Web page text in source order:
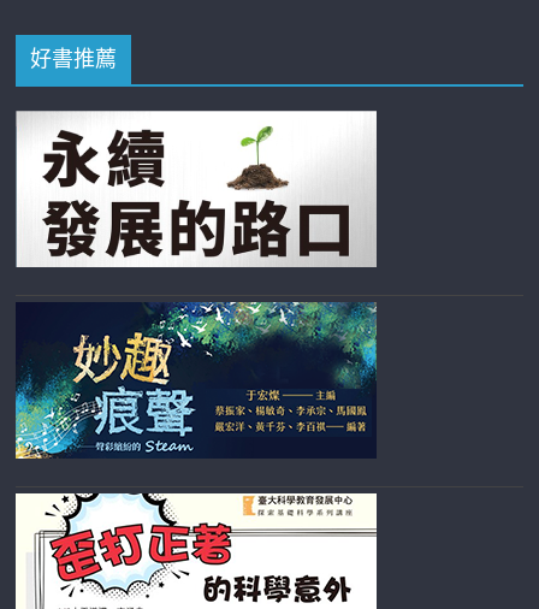
好書推薦